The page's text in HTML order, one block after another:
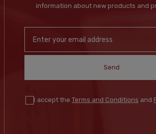
information about new products and
Send
I accept the Terms and Conditions and